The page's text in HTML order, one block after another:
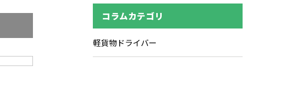
コラムカテゴリ
軽貨物ドライバー